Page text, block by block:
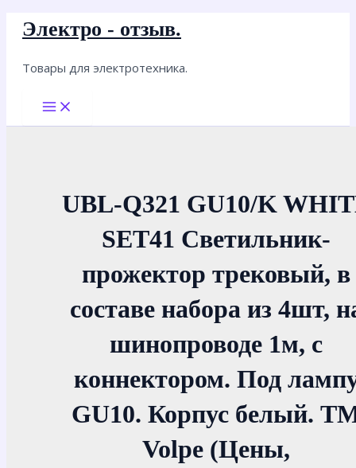
Перейти
содержимому
Электро - отзыв.
Товары для электротехника.
Main
Menu
UBL-Q321 GU10/K
SET41 Светильник-
прожектор трековый, в
составе набора из 4шт,
шинопроводе 1м, с
коннектором. Под
GU10. Корпус белый.
Volpe (Цены,